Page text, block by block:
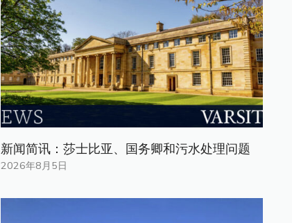
新闻简讯：莎士比亚、国务卿和污水处理问题
2026年8月5日